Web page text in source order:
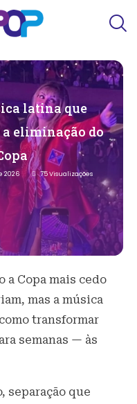
latina que
eliminação do
2026 75Visualizações
a Copa mais cedo
mas a música
transformar
semanas — às
separação que